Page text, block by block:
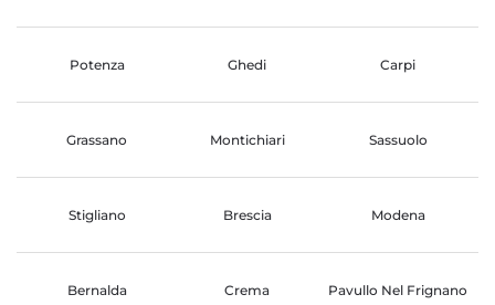
Potenza Ghedi Carpi
Grassano Montichiari Sassuolo
Stigliano Brescia Modena
Bernalda Crema Pavullo Nel Frignano